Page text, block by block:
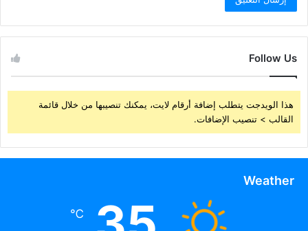
Follow Us
هذا الويدجت يتطلب إضافة أرقام لايت، يمكنك تنصيبها من خلال قائمة
القالب > تنصيب الإضافات.
Weather
℃